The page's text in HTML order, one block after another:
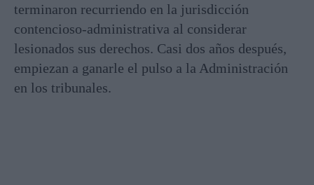
terminaron recurriendo en la jurisdicción
contencioso-administrativa al considerar
lesionados sus derechos. Casi dos años después,
empiezan a ganarle el pulso a la Administración
en los tribunales.